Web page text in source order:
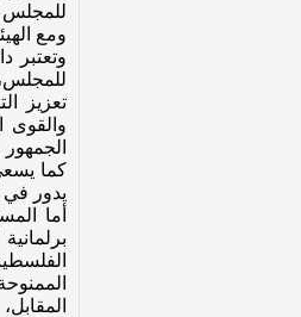
للمجلس
ومع
وتعتبر
تعزيز
والقوى
كما
يدور في
أما